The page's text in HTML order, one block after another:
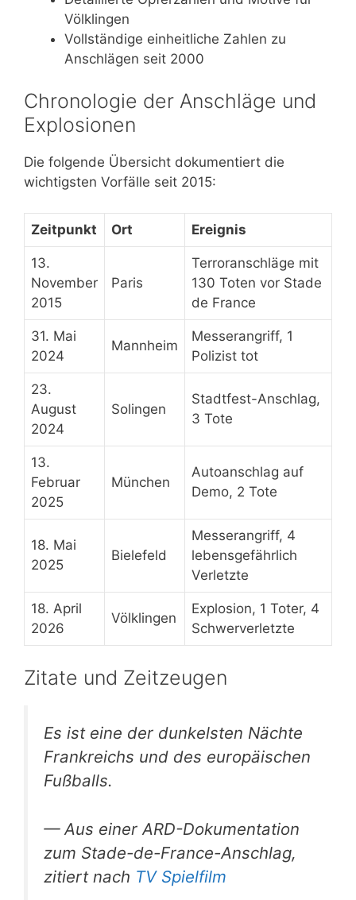
Völklingen
Vollständige einheitliche Zahlen zu
Anschlägen seit 2000
Chronologie der Anschläge und
Explosionen
Die folgende Übersicht dokumentiert die
wichtigsten Vorfälle seit 2015:
Zeitpunkt Ort Ereignis
13.
November
2015
Paris
Terroranschläge mit
130 Toten vor Stade
de France
31. Mai
2024
Mannheim
Messerangriff, 1
Polizist tot
23.
August
2024
Solingen
Stadtfest-Anschlag,
3 Tote
13.
Februar
2025
München
Autoanschlag auf
Demo, 2 Tote
18. Mai
2025
Bielefeld
Messerangriff, 4
lebensgefährlich
Verletzte
18. April
2026
Völklingen
Explosion, 1 Toter, 4
Schwerverletzte
Zitate und Zeitzeugen
Es ist eine der dunkelsten Nächte
Frankreichs und des europäischen
Fußballs.
— Aus einer ARD-Dokumentation
zum Stade-de-France-Anschlag,
zitiert nach TV Spielfilm